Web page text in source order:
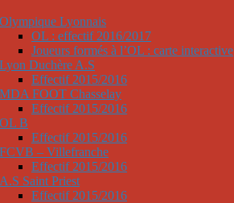
Olympique Lyonnais
OL : effectif 2016/2017
Joueurs formés à l’OL : carte interactive
Lyon Duchère A.S
Effectif 2015/2016
MDA FOOT Chasselay
Effectif 2015/2016
OL B
Effectif 2015/2016
FCVB – Villefranche
Effectif 2015/2016
A.S Saint Priest
Effectif 2015/2016